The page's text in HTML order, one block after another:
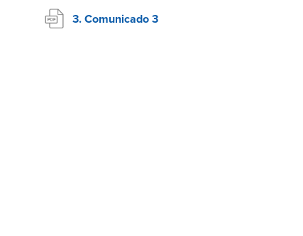
3. Comunicado 3